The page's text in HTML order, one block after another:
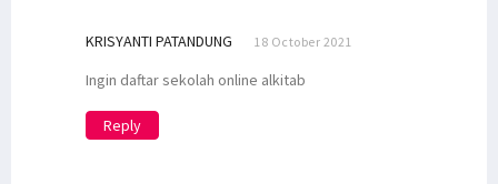
KRISYANTI PATANDUNG 18 October 2021
Ingin daftar sekolah online alkitab
Reply